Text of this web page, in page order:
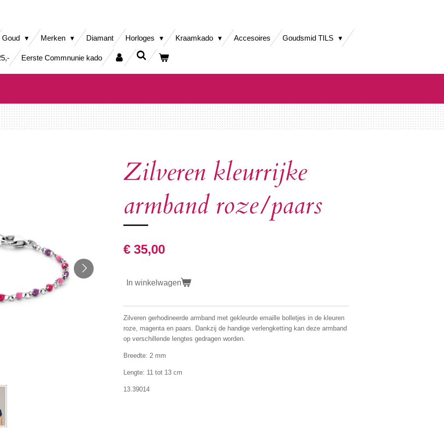
Goud Merken Diamant Horloges Kraamkado Accesoires Goudsmid TILS
Eerste Commnunie kado
Zilveren kleurrijke
armband roze/paars
€ 35,00
In winkelwagen
Zilveren gerhodineerde armband met gekleurde emaille bolletjes in de kleuren
roze, magenta en paars. Dankzij de handige verlengketting kan deze armband
op verschillende lengtes gedragen worden.
Breedte: 2 mm
Lengte: 11 tot 13 cm
13.39014